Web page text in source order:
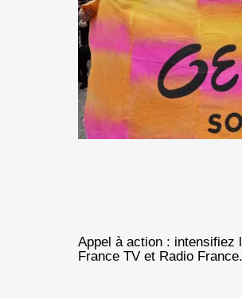
Appel à action : intensifiez
France TV et Radio France.